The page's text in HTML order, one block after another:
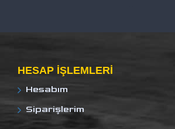
HESAP IŞLEMLERI
Hesabım
Siparişlerim